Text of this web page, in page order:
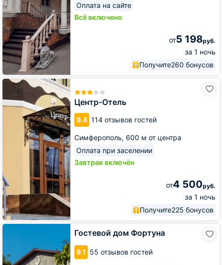
Оплата на сайте
Всё включено
от5 198руб.
за 1 ночь
Получите260 бонусов
Центр-Отель
9.4 114 отзывов гостей
Симферополь, 600 м от центра
Оплата при заселении
Завтрак включён
от4 500руб.
за 1 ночь
Получите225 бонусов
Центр-
Отель
Гостевой дом Фортуна
9.1 55 отзывов гостей
Гостевой